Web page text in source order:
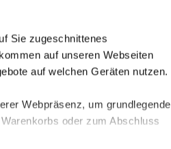
Sie zugeschnittenes
auf unseren Webseiten
auf welchen Geräten nutzen.
Webpräsenz, um grundlegende
oder zum Abschluss